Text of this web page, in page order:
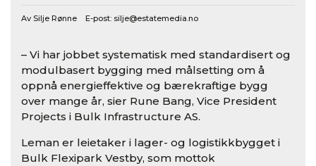
Av Silje Rønne E-post: silje@estatemedia.no
– Vi har jobbet systematisk med standardisert og
modulbasert bygging med målsetting om å
oppnå energieffektive og bærekraftige bygg
over mange år, sier Rune Bang, Vice President
Projects i Bulk Infrastructure AS.
Leman er leietaker i lager- og logistikkbygget i
Bulk Flexipark Vestby, som mottok